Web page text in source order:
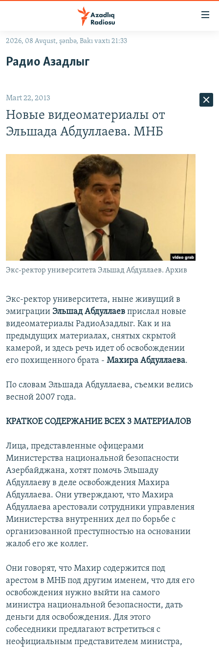
Əsas
qayıt
qayıt
Axtarışa
keç
#İZAHLA
QANUNI DOĞRU
FOTOQALEREYA
İNFOQRAFIKA
KARIKATURA
OXU ZALI
AZƏRBAYCAN ƏDƏBIYYATI KITABXANASI
İSLAM VƏ DEMOKRATIYA
HAQQIMIZDA
MISSIYAMIZ
PEŞƏ ETIKASI VƏ JURNALISTIKA STANDARTLARIMIZ
BIZIMLƏ ƏLAQƏ
XƏBƏR BÜLLETENLƏRIMIZ
BIZI IZLƏ
2026, 08 Avqust, şənbə, Bakı vaxtı 21:33
Радио Азадлыг
Mart 22, 2013
Новые видеоматериалы от
Эльшада Абдуллаева. МНБ
Экс-ректор университета Эльшад Абдуллаев. Архив
Экс-ректор университета, ныне живущий в
эмиграции Эльшад Абдуллаев прислал новые
видеоматериалы РадиоАзадлыг. Как и на
предыдущих материалах, снятых скрытой
камерой, и здесь речь идет об освобождении
его похищенного брата - Махира Абдуллаева.
По словам Эльшада Абдуллаева, съемки велись
весной 2007 года.
КРАТКОЕ СОДЕРЖАНИЕ ВСЕХ 3 МАТЕРИАЛОВ
Лица, представленные офицерами
Министерства национальной безопасности
Азербайджана, хотят помочь Эльшаду
Абдуллаеву в деле освобождения Махира
Абдуллаева. Они утверждают, что Махира
Абдуллаева арестовали сотрудники управления
Министерства внутренних дел по борьбе с
организованной преступностью на основании
жалоб его же коллег.
Они говорят, что Махир содержится под
арестом в МНБ под другим именем, что для его
освобождения нужно выйти на самого
министра национальной безопасности, дать
деньги для освобождения. Для этого
собеседники предлагают встретиться с
неофициальным представителем министра,